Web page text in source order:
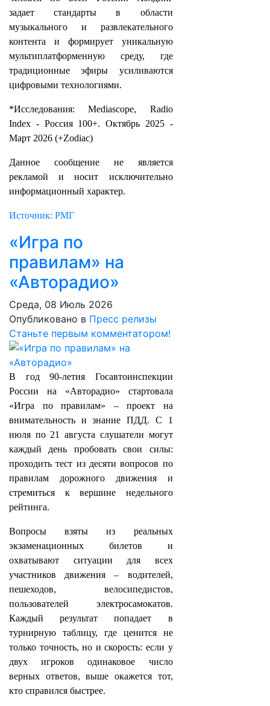
задает стандарты в области
музыкального и развлекательного
контента и формирует уникальную
мультиплатформенную среду, где
традиционные эфиры усиливаются
цифровыми технологиями.
*Исследования: Mediascope, Radio
Index - Россия 100+. Октябрь 2025 -
Март 2026 (+Zodiac)
Данное сообщение не является
рекламой и носит исключительно
информационный характер.
Источник: РМГ
«Игра по
правилам» на
«Авторадио»
Среда, 08 Июль 2026
Опубликовано в Пресс релизы
Станьте первым комментатором!
В год 90‑летия Госавтоинспекции
России на «Авторадио» стартовала
«Игра по правилам» – проект на
внимательность и знание ПДД. С 1
июля по 21 августа слушатели могут
каждый день пробовать свои силы:
проходить тест из десяти вопросов по
правилам дорожного движения и
стремиться к вершине недельного
рейтинга.
Вопросы взяты из реальных
экзаменационных билетов и
охватывают ситуации для всех
участников движения – водителей,
пешеходов, велосипедистов,
пользователей электросамокатов.
Каждый результат попадает в
турнирную таблицу, где ценится не
только точность, но и скорость: если у
двух игроков одинаковое число
верных ответов, выше окажется тот,
кто справился быстрее.